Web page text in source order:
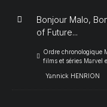
Bonjour Malo,
of Future...
Ordre chronologique
films et séries Marvel
Yannick HENRION